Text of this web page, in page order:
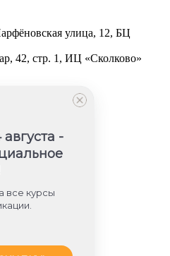
улица, 12, БЦ
42, стр. 1, ИЦ «Сколково»
августа -
все курсы